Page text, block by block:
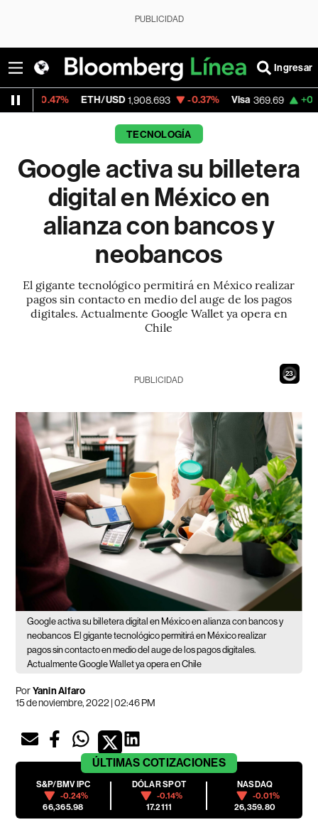
PUBLICIDAD
Ingresar
ETH/USD 1,908.693 -0.37% Visa 369.69 +0.31%
TECNOLOGÍA
Google activa su billetera
digital en México en
alianza con bancos y
neobancos
El gigante tecnológico permitirá en México realizar
pagos sin contacto en medio del auge de los pagos
digitales. Actualmente Google Wallet ya opera en
Chile
21
PUBLICIDAD
Google activa su billetera digital en México en alianza con bancos y
neobancos El gigante tecnológico permitirá en México realizar
pagos sin contacto en medio del auge de los pagos digitales.
Actualmente Google Wallet ya opera en Chile
PorYanin Alfaro
15 de noviembre, 2022 | 02:46 PM
ÚLTIMAS COTIZACIONES
S&P/BMV IPC
-0.24%
66,365.98
DÓLAR SPOT
-0.14%
17.2111
NASDAQ
-0.01%
26,359.80